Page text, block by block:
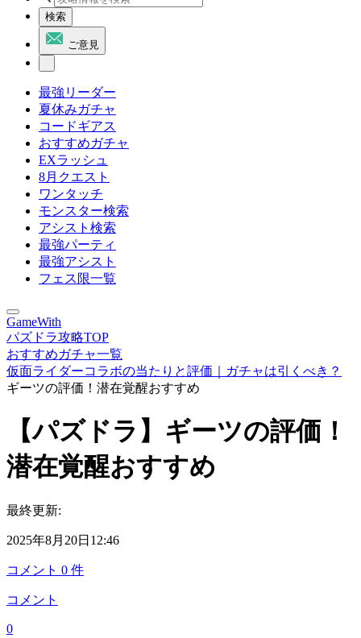
検索
ご意見
最強リーダー
夏休みガチャ
コードギアス
おすすめガチャ
EXラッシュ
8月クエスト
ワンタッチ
モンスター検索
アシスト検索
最強パーティ
最強アシスト
フェス限一覧
GameWith
パズドラ攻略TOP
おすすめガチャ一覧
仮面ライダーコラボの当たりと評価｜ガチャは引くべき？
ギーツの評価！潜在覚醒おすすめ
【パズドラ】ギーツの評価！
潜在覚醒おすすめ
最終更新:
2025年8月20日12:46
コメント 0 件
コメント
0